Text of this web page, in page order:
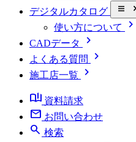
デジタルカタログ
使い方について chevron_right
CADデータ chevron_right
よくある質問 chevron_right
施工店一覧
chevron_right
book_ribbon 資料請求
mail お問い合わせ
search 検索